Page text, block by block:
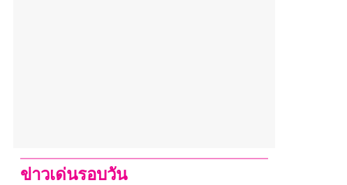
ข่าวเด่นรอบวัน